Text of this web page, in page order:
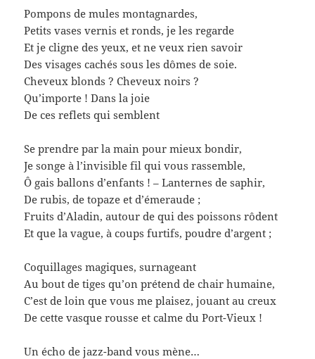
Pompons de mules montagnardes,
Petits vases vernis et ronds, je les regarde
Et je cligne des yeux, et ne veux rien savoir
Des visages cachés sous les dômes de soie.
Cheveux blonds ? Cheveux noirs ?
Qu’importe ! Dans la joie
De ces reflets qui semblent
Se prendre par la main pour mieux bondir,
Je songe à l’invisible fil qui vous rassemble,
Ô gais ballons d’enfants ! – Lanternes de saphir,
De rubis, de topaze et d’émeraude ;
Fruits d’Aladin, autour de qui des poissons rôdent
Et que la vague, à coups furtifs, poudre d’argent ;
Coquillages magiques, surnageant
Au bout de tiges qu’on prétend de chair humaine,
C’est de loin que vous me plaisez, jouant au creux
De cette vasque rousse et calme du Port-Vieux !
Un écho de jazz-band vous mène…